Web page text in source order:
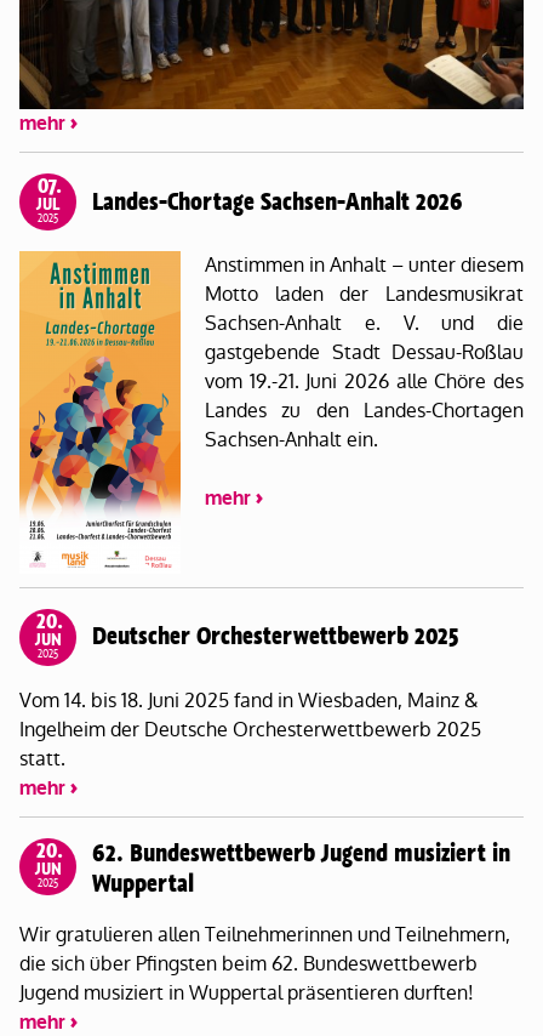
mehr
07.
JUL
2025 Landes-Chortage Sachsen-Anhalt 2026
Anstimmen in Anhalt – unter diesem
Motto laden der Landesmusikrat
Sachsen-Anhalt e. V. und die
gastgebende Stadt Dessau-Roßlau
vom 19.-21. Juni 2026 alle Chöre des
Landes zu den Landes-Chortagen
Sachsen-Anhalt ein.
mehr
20.
JUN
2025 Deutscher Orchesterwettbewerb 2025
Vom 14. bis 18. Juni 2025 fand in Wiesbaden, Mainz &
Ingelheim der Deutsche Orchesterwettbewerb 2025
statt.
mehr
20.
JUN
2025
62. Bundeswettbewerb Jugend musiziert in
Wuppertal
Wir gratulieren allen Teilnehmerinnen und Teilnehmern,
die sich über Pfingsten beim 62. Bundeswettbewerb
Jugend musiziert in Wuppertal präsentieren durften!
mehr